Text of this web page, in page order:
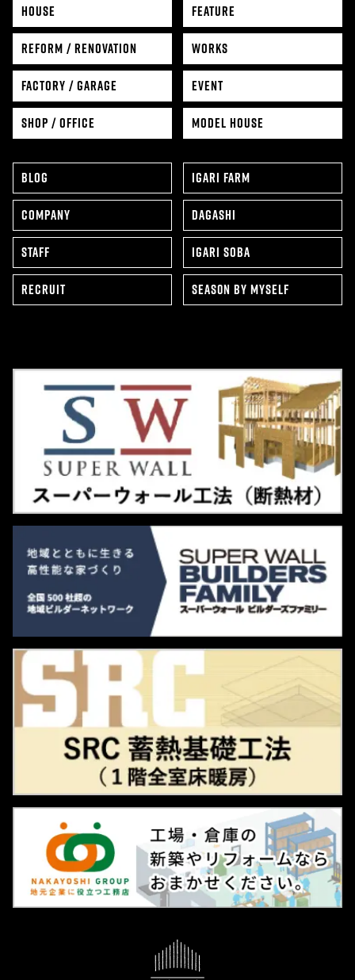
HOUSE
FEATURE
REFORM / RENOVATION
WORKS
FACTORY / GARAGE
EVENT
SHOP / OFFICE
MODEL HOUSE
BLOG
IGARI FARM
COMPANY
DAGASHI
STAFF
IGARI SOBA
RECRUIT
SEAS0N BY MYSELF